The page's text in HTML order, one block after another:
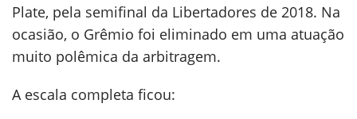
Plate, pela semifinal da Libertadores de 2018. Na
ocasião, o Grêmio foi eliminado em uma atuação
muito polêmica da arbitragem.
A escala completa ficou: